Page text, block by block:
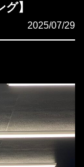
】
2025/07/29